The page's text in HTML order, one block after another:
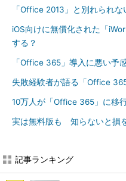
「Office 2013」と別れられな
iOS向けに無償化された「
する？
「Office 365」導入に悪い予
失敗経験者が語る「Office
10万人が「Office 365」に移
実は無料版も 知らないと損
記事ランキング